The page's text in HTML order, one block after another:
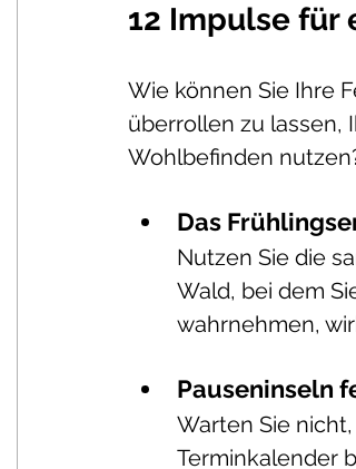
12 Impulse für
Wie können Sie Ihre
überrollen zu lassen,
Wohlbefinden
Das
Nutzen Sie die
Wald, bei dem
wahrnehmen,
Pauseninseln
Warten Sie
Terminkalender